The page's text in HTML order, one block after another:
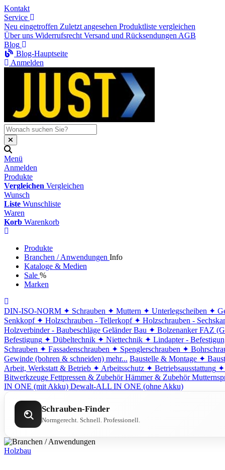
Kontakt
Service
Neu eingetroffen Zuletzt angesehen Produktliste vergleichen
Über uns Widerrufsrecht Versand und Rücksendungen AGB
Blog
Blog-Hauptseite
Anmelden
Menü
Anmelden
Produkte
Vergleichen Vergleichen
Wunsch
Liste Wunschliste
Waren
Korb Warenkorb
Produkte
Branchen / Anwendungen Info
Kataloge & Medien
Sale %
Marken
DIN-ISO-NORM ✦ Schrauben ✦ Muttern ✦ Unterlegscheiben ✦
Senkkopf ✦ Holzschrauben - Tellerkopf ✦ Holzschrauben -
Holzverbinder - Baubeschläge Geländer Bau ✦ Bolzenanker FAZ
Befestigung ✦ Dübeltechnik ✦ Niettechnik ✦ Lindapter -
Schrauben ✦ Fassadenschrauben ✦ Spenglerschrauben ✦
Gewinde (bohren & schneiden) mehr... Baustelle & Montage ✦
Arbeit, Werkstatt & Betrieb ✦ Arbeitsschutz ✦ Betriebsausstattung ✦
Bitwerkzeuge Fettpressen & Zubehör Hämmer & Zubehör
IN ONE (mit Akku) Dewalt-ALL IN ONE (ohne Akku)
Schrauben-Finder
Normgerecht. Schnell. Professionell.
Holzbau